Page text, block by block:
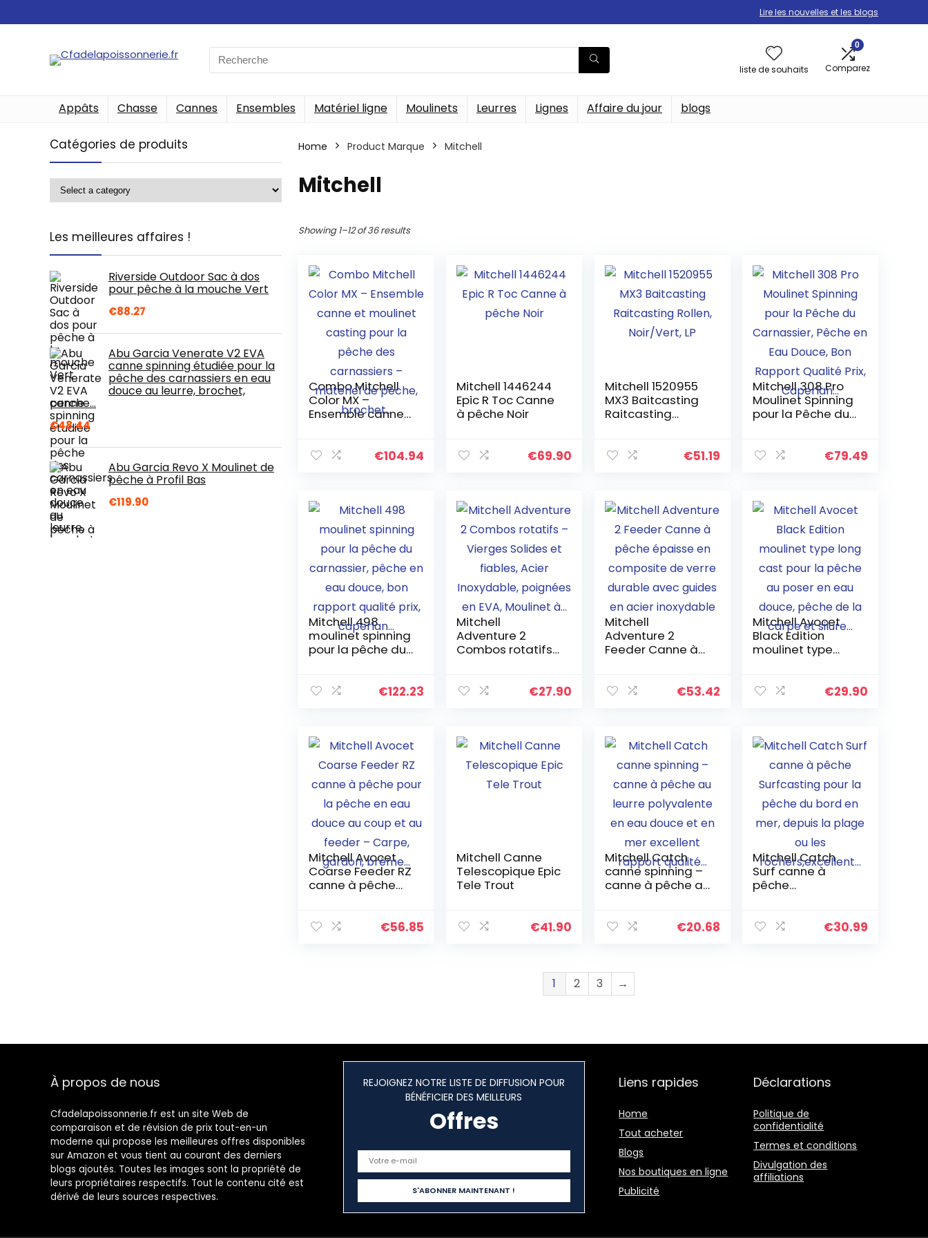
Lire les nouvelles et les blogs
Search
for:
liste de souhaits
0
Comparez
Appâts Chasse Cannes Ensembles Matériel ligne Moulinets Leurres Lignes Affaire du jour blogs
Catégories de produits
Les meilleures affaires !
Riverside Outdoor Sac à dos
pour pêche à la mouche Vert
€88.27
Abu Garcia Venerate V2 EVA
canne spinning étudiée pour la
pêche des carnassiers en eau
douce au leurre, brochet,
perche…
€48.44
Abu Garcia Revo X Moulinet de
pêche à Profil Bas
€119.90
Home Product Marque ‎Mitchell
‎Mitchell
Showing 1–12 of 36 results
Combo Mitchell
Color MX –
Ensemble canne
pêche des
peche, brochet…
€104.94
Mitchell 1446244
Epic R Toc Canne
à pêche Noir
€69.90
Mitchell 1520955
MX3 Baitcasting
Raitcasting
€51.19
Mitchell 308 Pro
Moulinet Spinning
pour la Pêche du
Rapport Qualité
€79.49
Mitchell 498
moulinet spinning
pour la pêche du
bon rapport €122.23
Mitchell
Adventure 2
Combos rotatifs
Inoxydable,
€27.90
Mitchell
Adventure 2
Feeder Canne à
verre durable€53.42
Mitchell Avocet
Black Edition
moulinet type
en eau douce,
€29.90
Mitchell Avocet
Coarse Feeder RZ
canne à pêche
coup et au feeder
€56.85
Mitchell Canne
Telescopique Epic
Tele Trout
€41.90
Mitchell Catch
canne spinning –
canne à pêche au
en mer excellent
€20.68
Mitchell Catch
Surf canne à
pêche
en mer, depuis la
€30.99
1 2 3 →
À propos de nous
Cfadelapoissonnerie.fr est un site Web de
comparaison et de révision de prix tout-en-un
moderne qui propose les meilleures offres disponibles
sur Amazon et vous tient au courant des derniers
blogs ajoutés. Toutes les images sont la propriété de
leurs propriétaires respectifs. Tout le contenu cité est
dérivé de leurs sources respectives.
REJOIGNEZ NOTRE LISTE DE DIFFUSION POUR
BÉNÉFICIER DES MEILLEURS
Offres
Liens rapides
Home
Tout acheter
Blogs
Nos boutiques en ligne
Publicité
Déclarations
Politique de
confidentialité
Termes et conditions
Divulgation des
affiliations